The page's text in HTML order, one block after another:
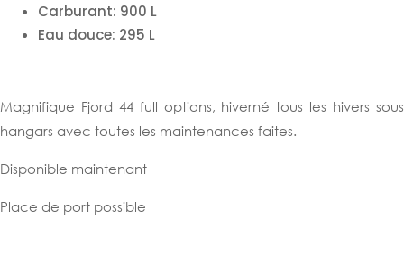
Carburant: 900 L
Eau douce: 295 L
Magnifique Fjord 44 full options, hiverné tous les hivers sous
hangars avec toutes les maintenances faites.
Disponible maintenant
Place de port possible